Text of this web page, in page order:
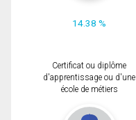
14.38 %
Certificat ou diplôme
d'apprentissage ou d'une
école de métiers